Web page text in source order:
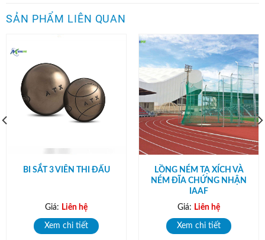
SẢN PHẨM LIÊN QUAN
BI SẮT 3 VIÊN THI ĐẤU
Giá: Liên hệ
Xem chi tiết
LỒNG NÉM TẠ XÍCH VÀ
NÉM ĐĨA CHỨNG NHẬN
IAAF
Giá: Liên hệ
Xem chi tiết